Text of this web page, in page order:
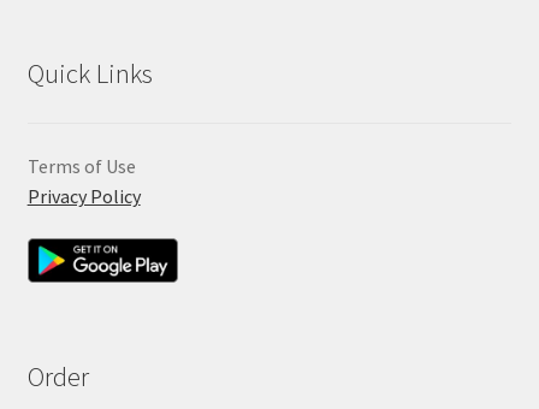
Quick Links
Terms of Use
Privacy Policy
Order